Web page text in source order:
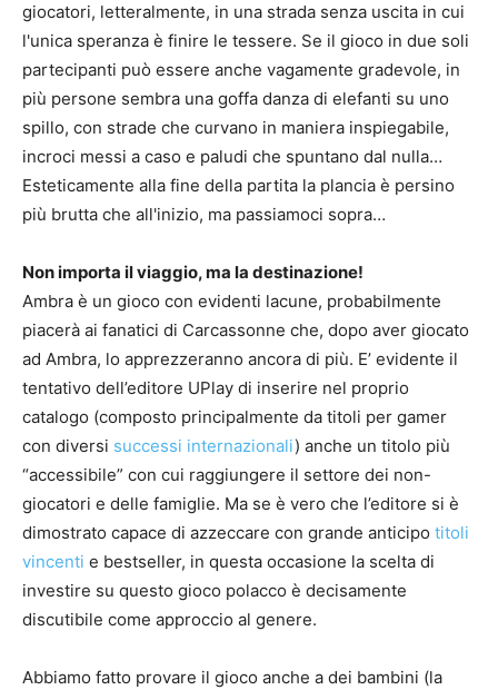
giocatori, letteralmente, in una strada senza uscita in cui
l'unica speranza è finire le tessere. Se il gioco in due soli
partecipanti può essere anche vagamente gradevole, in
più persone sembra una goffa danza di elefanti su uno
spillo, con strade che curvano in maniera inspiegabile,
incroci messi a caso e paludi che spuntano dal nulla…
Esteticamente alla fine della partita la plancia è persino
più brutta che all'inizio, ma passiamoci sopra…
Non importa il viaggio, ma la destinazione!
Ambra è un gioco con evidenti lacune, probabilmente
piacerà ai fanatici di Carcassonne che, dopo aver giocato
ad Ambra, lo apprezzeranno ancora di più. E’ evidente il
tentativo dell’editore UPlay di inserire nel proprio
catalogo (composto principalmente da titoli per gamer
con diversi successi internazionali) anche un titolo più
“accessibile” con cui raggiungere il settore dei non-
giocatori e delle famiglie. Ma se è vero che l’editore si è
dimostrato capace di azzeccare con grande anticipo titoli
vincenti e bestseller, in questa occasione la scelta di
investire su questo gioco polacco è decisamente
discutibile come approccio al genere.
Abbiamo fatto provare il gioco anche a dei bambini (la